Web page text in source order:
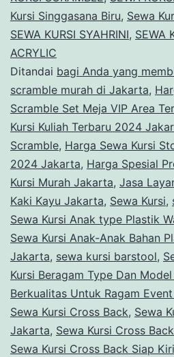
Kursi Singgasana Biru, Sewa
SEWA KURSI SYAHRINI, SEWA
ACRYLIC
Ditandai bagi Anda yang
scramble murah di Jakarta,
Scramble Set Meja VIP Area
Kursi Kuliah Terbaru 2024
Scramble, Harga Sewa Kursi
2024 Jakarta, Harga Spesial
Kursi Murah Jakarta, Jasa
Kaki Kayu Jakarta, Sewa Kursi,
Sewa Kursi Anak type Plastik
Sewa Kursi Anak-Anak Bahan
Jakarta, sewa kursi barstool,
Kursi Beragam Type Dan
Berkualitas Untuk Ragam
Sewa Kursi Cross Back, Sewa
Jakarta, Sewa Kursi Cross
Sewa Kursi Cross Back Siap